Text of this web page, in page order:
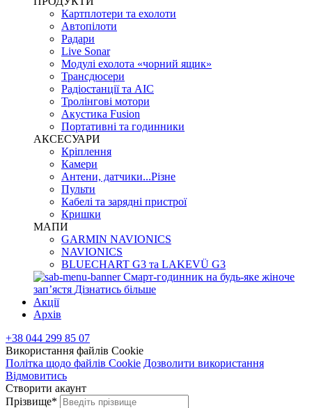
Картплотери та ехолоти
Автопілоти
Радари
Live Sonar
Модулі ехолота «чорний ящик»
Трансдюсери
Радіостанції та АІС
Тролінгові мотори
Акустика Fusion
Портативні та годинники
АКСЕСУАРИ
Кріплення
Камери
Антени, датчики...Різне
Пульти
Кабелі та зарядні пристрої
Кришки
МАПИ
GARMIN NAVIONICS
NAVIONICS
BLUECHART G3 та LAKEVÜ G3
Смарт-годинник на будь-яке жіноче
запʼястя Дізнатись більше
Акції
Архів
+38 044 299 85 07
Використання файлів Cookie
Політка щодо файлів Cookie Дозволити використання
Відмовитись
Створити акаунт
Прізвище*